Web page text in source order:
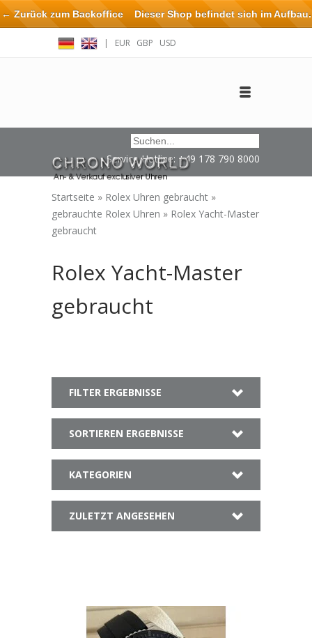
| EUR GBP USD
Service Hotline: +49 178 790 8000
Startseite » Rolex Uhren gebraucht »
gebrauchte Rolex Uhren » Rolex Yacht-Master
gebraucht
Rolex Yacht-Master
gebraucht
FILTER ERGEBNISSE
SORTIEREN ERGEBNISSE
KATEGORIEN
ZULETZT ANGESEHEN
← Zurück zum BackofficeDieser Shop befindet sich im Aufbau.
Eventuell können nicht alle Bestellungen eingehalten oder erfüllt